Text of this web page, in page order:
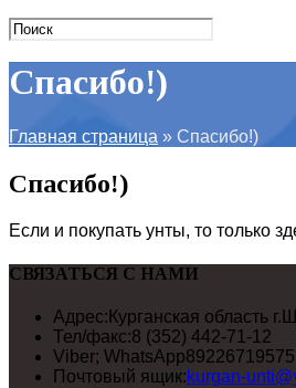
Спасибо!)
Главная страница » Спасибо!)
Спасибо!)
Если и покупать унты, то только
СВЯЗАТЬСЯ С НАМИ
Адрес: Курганская область
Тел/факс:8 (352) 442-71-12
Viber; WhatsApp89226719575
Почтовый ящик:kurgan-